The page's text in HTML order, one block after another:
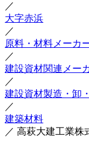
／
大字赤浜
／
原料・材料メーカ
／
建設資材関連メー
／
建設資材製造・卸
／
建築材料
／ 高萩大建工業株